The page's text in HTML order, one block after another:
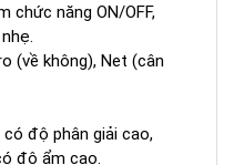
chức năng ON/OFF,
(về không), Net (cân
có độ phân giải cao,
độ ẩm cao.